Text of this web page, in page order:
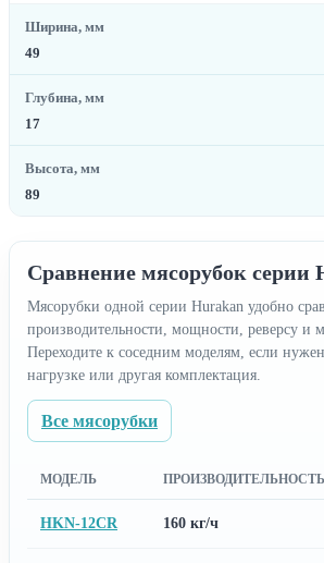
Ширина, мм
49
Глубина, мм
17
Высота, мм
89
Сравнение мясорубок серии
Мясорубки одной серии Hurakan удобно
производительности, мощности, реверсу и
Переходите к соседним моделям, если
нагрузке или другая комплектация.
Все мясорубки
МОДЕЛЬ ПРОИЗВОДИТЕЛЬНОСТЬ
HKN-12CR 160 кг/ч